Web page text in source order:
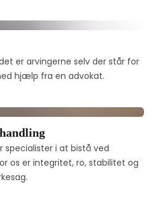
er arvingerne selv der står for
hjælp fra en advokat.
specialister i at bistå ved
os er integritet, ro, stabilitet og